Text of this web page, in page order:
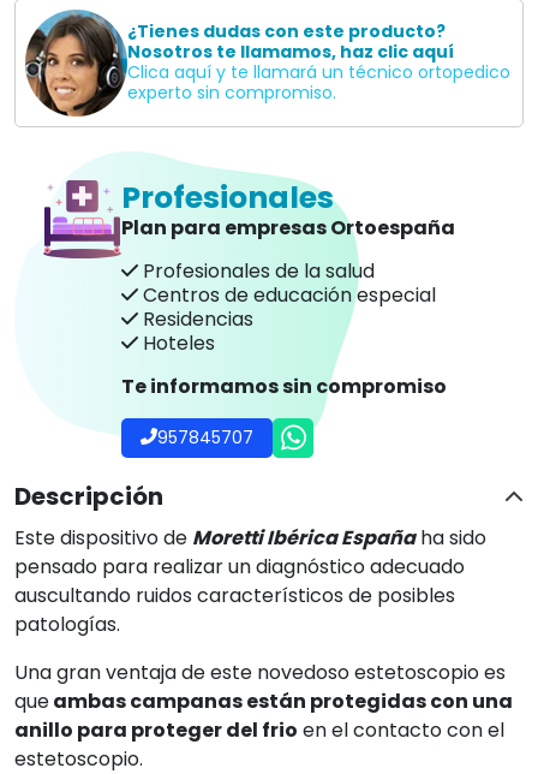
¿Tienes dudas con este producto?
Nosotros te llamamos, haz clic aquí
Clica aquí y te llamará un técnico ortopedico
experto sin compromiso.
Profesionales
Plan para empresas Ortoespaña
Profesionales de la salud
Centros de educación especial
Residencias
Hoteles
Te informamos sin compromiso
957845707
Descripción
Este dispositivo de Moretti Ibérica Españaha sido
pensado para realizar un diagnóstico adecuado
auscultando ruidos característicos de posibles
patologías.
Una gran ventaja de este novedoso estetoscopio es
queambas campanas están protegidas con una
anillo para proteger del frio en el contacto con el
estetoscopio.